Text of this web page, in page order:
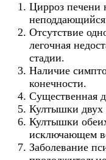
Цирроз печени
Отсутствие
легочная
стадии.
Наличие
конечности.
Существенная
Култышки двух
Култышки
исключающем
Заболевание